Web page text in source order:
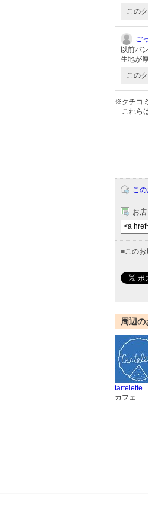
この
ご
以前パ
生地が
この
※クチコ
これら
こ
お
■ この
周辺の
tartelette
カフェ